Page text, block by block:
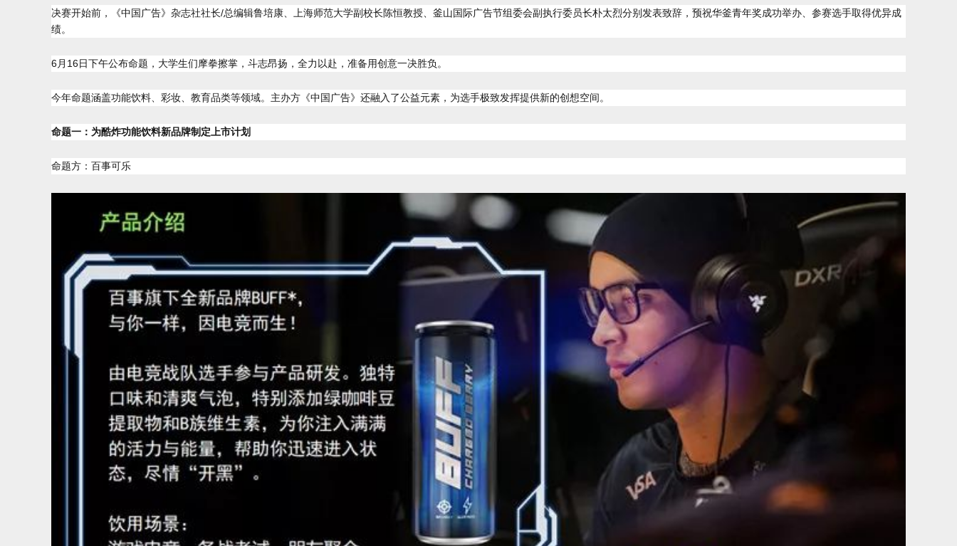
决赛开始前，《中国广告》杂志社社长/总编辑鲁培康、上海师范大学副校长陈恒教授、釜山国际广告节组委会副执行委员长朴太烈分别发表致辞，预祝华釜青年奖成功举办、参赛选手取得优异成
绩。
6月16日下午公布命题，大学生们摩拳擦掌，斗志昂扬，全力以赴，准备用创意一决胜负。
今年命题涵盖功能饮料、彩妆、教育品类等领域。主办方《中国广告》还融入了公益元素，为选手极致发挥提供新的创想空间。
命题一：为酷炸功能饮料新品牌制定上市计划
命题方：百事可乐